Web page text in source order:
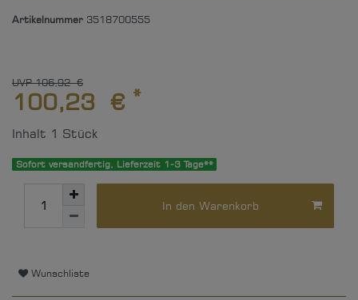
Artikelnummer 3518700555
UVP 106,92 €
100,23 € *
Inhalt 1 Stück
Sofort versandfertig, Lieferzeit 1-3 Tage**
In den Warenkorb
Wunschliste